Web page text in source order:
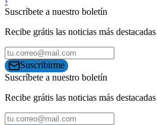
Suscríbete a nuestro boletín
Recibe grátis las noticias más
Suscribirme
Suscríbete a nuestro boletín
Recibe grátis las noticias más